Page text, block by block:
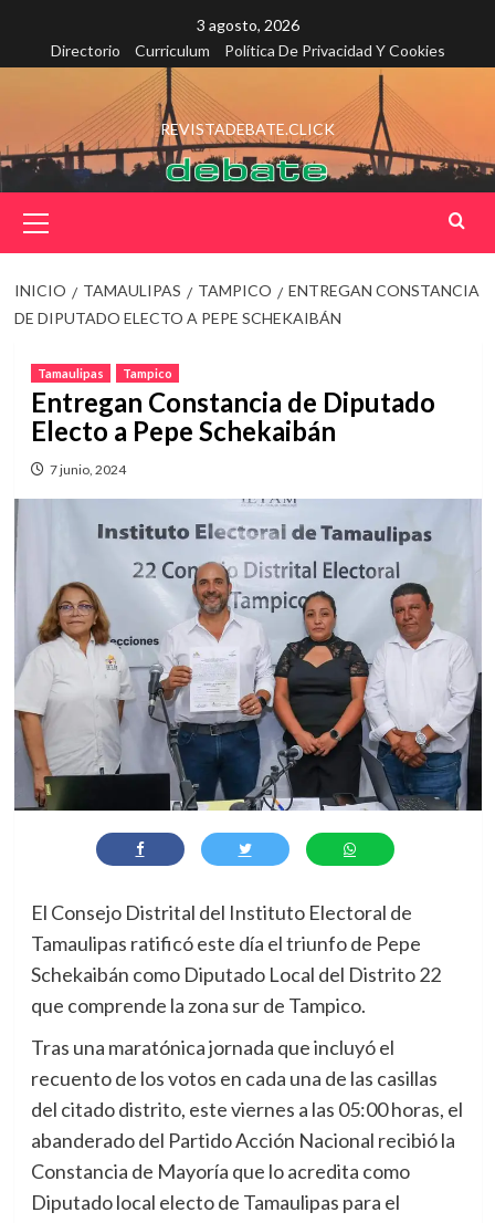
contenido
3 agosto, 2026
Directorio
Curriculum Política De Privacidad Y Cookies
REVISTADEBATE.CLICK
principal
INICIO TAMAULIPAS TAMPICO
ENTREGAN CONSTANCIA
DE DIPUTADO ELECTO A PEPE SCHEKAIBÁN
Tamaulipas Tampico
Entregan Constancia de Diputado
Electo a Pepe Schekaibán
7 junio, 2024
El Consejo Distrital del Instituto Electoral de
Tamaulipas ratificó este día el triunfo de Pepe
Schekaibán como Diputado Local del Distrito 22
que comprende la zona sur de Tampico.
Tras una maratónica jornada que incluyó el
recuento de los votos en cada una de las casillas
del citado distrito, este viernes a las 05:00 horas, el
abanderado del Partido Acción Nacional recibió la
Constancia de Mayoría que lo acredita como
Diputado local electo de Tamaulipas para el